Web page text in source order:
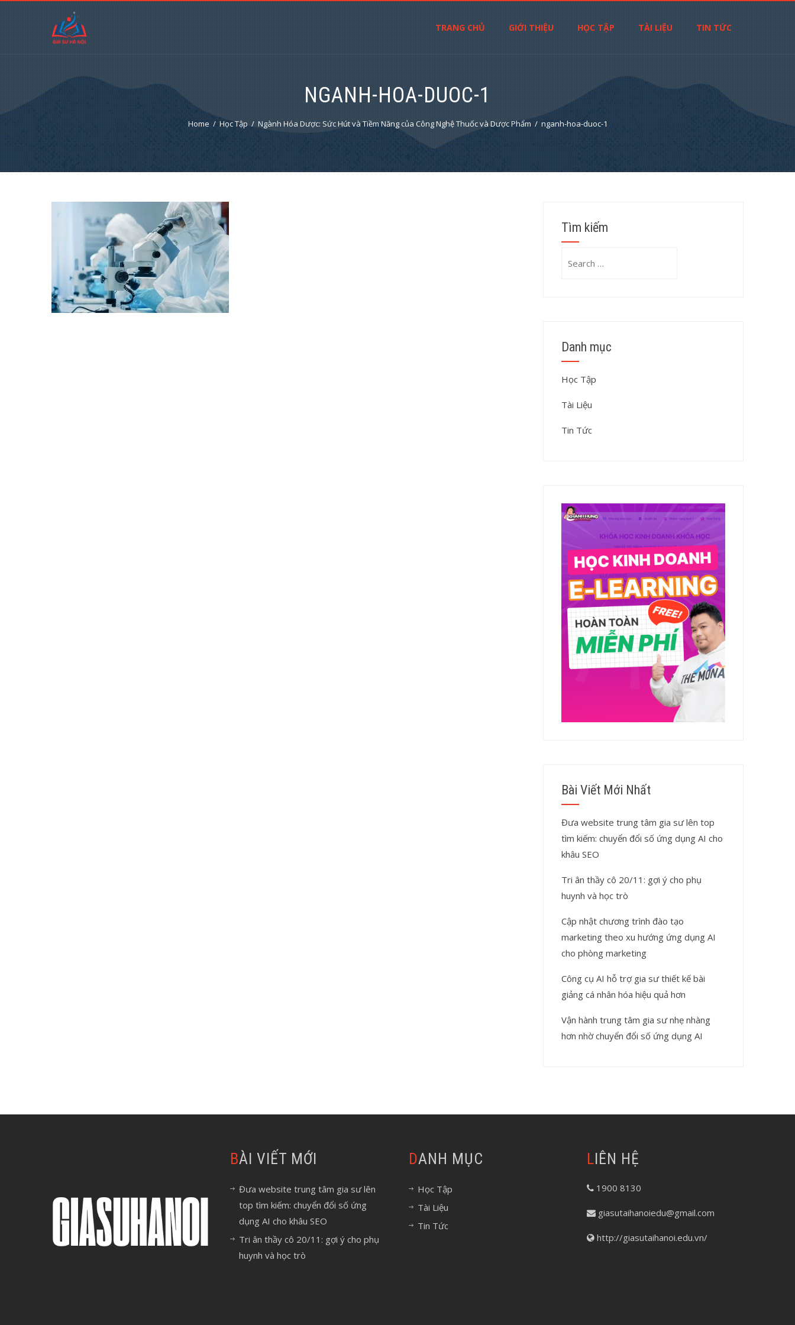
TRANG CHỦ GIỚI THIỆU HỌC TẬP TÀI LIỆU TIN TỨC
NGANH-HOA-DUOC-1
Home Học Tập Ngành Hóa Dược: Sức Hút và Tiềm Năng của Công Nghệ Thuốc và Dược Phẩm nganh-hoa-duoc-1
Tìm kiếm
Danh mục
Học Tập
Tài Liệu
Tin Tức
Bài Viết Mới Nhất
Đưa website trung tâm gia sư lên top
tìm kiếm: chuyển đổi số ứng dụng AI cho
khâu SEO
Tri ân thầy cô 20/11: gợi ý cho phụ
huynh và học trò
Cập nhật chương trình đào tạo
marketing theo xu hướng ứng dụng AI
cho phòng marketing
Công cụ AI hỗ trợ gia sư thiết kế bài
giảng cá nhân hóa hiệu quả hơn
Vận hành trung tâm gia sư nhẹ nhàng
hơn nhờ chuyển đổi số ứng dụng AI
BÀI VIẾT MỚI
Đưa website trung tâm gia sư lên
top tìm kiếm: chuyển đổi số ứng
dụng AI cho khâu SEO
Tri ân thầy cô 20/11: gợi ý cho phụ
huynh và học trò
DANH MỤC
Học Tập
Tài Liệu
Tin Tức
LIÊN HỆ
1900 8130
giasutaihanoiedu@gmail.com
http://giasutaihanoi.edu.vn/